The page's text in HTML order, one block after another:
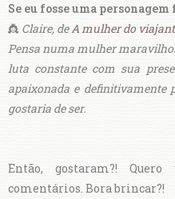
Se eu fosse uma
👸 Claire, deA mulher do
Pensa numa mulher
luta constante com sua
apaixonada e definitivamente
gostaria de ser.
Então, gostaram?!
comentários. Bora brincar?!